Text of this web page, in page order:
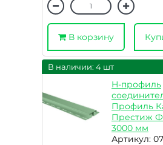
В корзину
В наличии: 4 шт
H-профиль
Профиль
Престиж
3000 мм
Артикул: